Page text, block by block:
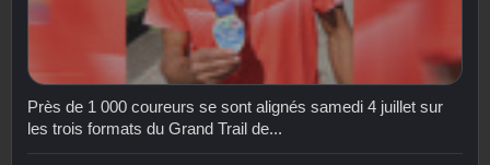
Près de 1 000 coureurs se sont alignés samedi 4 juillet sur
les trois formats du Grand Trail de...